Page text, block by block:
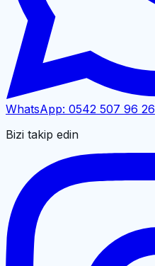
WhatsApp: 0542 507 96 26
Bizi takip edin